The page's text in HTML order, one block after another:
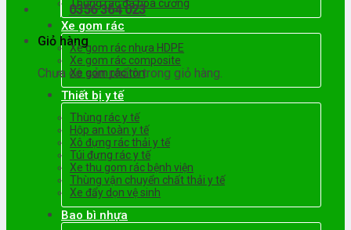
0356 364 023
Giỏ hàng
Chưa có sản phẩm trong giỏ hàng.
Thùng rác đá hoa cương
Xe gom rác
Xe gom rác nhựa HDPE
Xe gom rác composite
Xe gom rác tôn
Thiết bị y tế
Thùng rác y tế
Hộp an toàn y tế
Xô đựng rác thải y tế
Túi đựng rác y tế
Xe thu gom rác bệnh viện
Thùng vận chuyển chất thải y tế
Xe đẩy dọn vệ sinh
Bao bì nhựa